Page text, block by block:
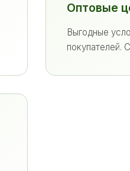
Оптовые
Выгодные
покупателей.